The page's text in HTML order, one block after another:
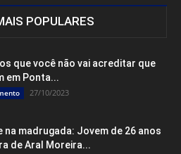
POPULARES
que você não vai acreditar que
em Ponta...
27/10/2023
na madrugada: Jovem de 26 anos
de Aral Moreira...